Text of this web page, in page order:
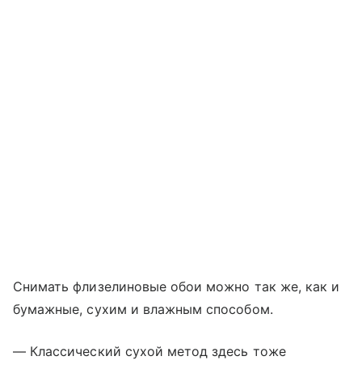
Снимать флизелиновые обои можно так же, как и
бумажные, сухим и влажным способом.
— Классический сухой метод здесь тоже